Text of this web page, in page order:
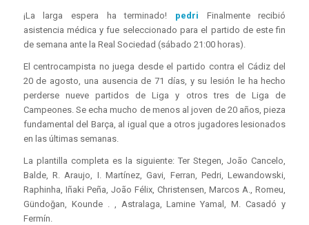
¡La larga espera ha terminado! pedri Finalmente recibió
asistencia médica y fue seleccionado para el partido de este fin
de semana ante la Real Sociedad (sábado 21:00 horas).
El centrocampista no juega desde el partido contra el Cádiz del
20 de agosto, una ausencia de 71 días, y su lesión le ha hecho
perderse nueve partidos de Liga y otros tres de Liga de
Campeones. Se echa mucho de menos al joven de 20 años, pieza
fundamental del Barça, al igual que a otros jugadores lesionados
en las últimas semanas.
La plantilla completa es la siguiente: Ter Stegen, João Cancelo,
Balde, R. Araujo, I. Martínez, Gavi, Ferran, Pedri, Lewandowski,
Raphinha, Iñaki Peña, João Félix, Christensen, Marcos A., Romeu,
Gündoğan, Kounde . , Astralaga, Lamine Yamal, M. Casadó y
Fermín.